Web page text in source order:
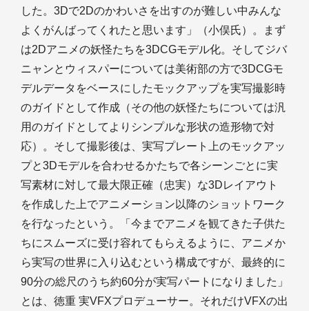
した。3Dで2Dのかわいさを出すのが難しい中みんな
よくがんばってくれたと思います」（小俣氏）。まず
は2Dアニメの妖怪たちを3DCGモデル化。そしてジバ
ニャンとウィスパーについては美術部の方で3DCGモ
デルデータをベースにしたモックアップを実写撮影時
のガイドとして作成（その他の妖怪たちについては汎
用のガイドとしてよりシンプルな形状の造形物で対
応）。そして撮影後は、実写プレート上のモックアッ
プと3Dモデルを合わせるかたちで各シーンごとに実
写素材に対して最大限正確（忠実）な3Dレイアウト
を作成した上でアニメーション以降のショットワーク
を行なったという。「今までアニメを観てきた子供た
ちにスムーズに受け容れてもらえるように、アニメか
ら実写の世界に入り込むという構成ですが、最終的に
90分の総尺のうち約60分が実写パートになりました」
とは、徳重 実VFXプロデューサー。それだけVFXの出